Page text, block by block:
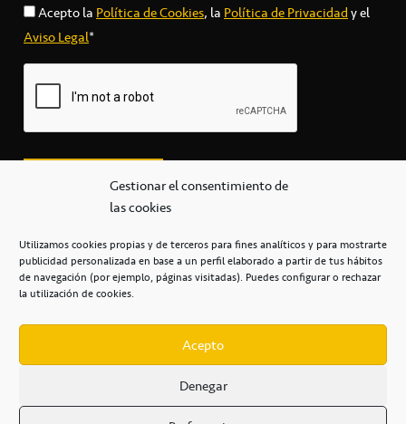
Gestionar el consentimiento de
las cookies
Utilizamos cookies propias y de terceros para fines analíticos y para mostrarte
publicidad personalizada en base a un perfil elaborado a partir de tus hábitos
de navegación (por ejemplo, páginas visitadas). Puedes configurar o rechazar
la utilización de cookies.
Acepto
Denegar
Acepto laPolítica de Cookies, laPolítica de Privacidady el
Aviso Legal*
secretaria@cbcanarias.es
+34 922 253 684
Casa del Deporte / 38108 – La Laguna
POLÍTICA DE PRIVACIDAD / POLÍTICA DE COOKIES /